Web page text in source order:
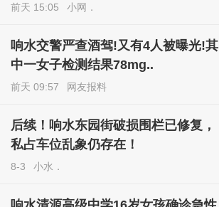
前天 15:05 小网．
响水交警严查酒驾!又有4人被曝光!其
中一女子检测结果78mg..
前天 09:57 网友报料
后续！响水东园街破损围栏已修复，
私占车位乱象仍存在！
8-3 小水．